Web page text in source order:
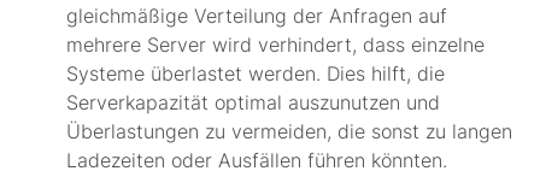
gleichmäßige Verteilung der Anfragen auf
mehrere Server wird verhindert, dass einzelne
Systeme überlastet werden. Dies hilft, die
Serverkapazität optimal auszunutzen und
Überlastungen zu vermeiden, die sonst zu langen
Ladezeiten oder Ausfällen führen könnten.